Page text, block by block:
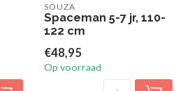
SOUZA
Spaceman 5-7 jr, 110-
122 cm
€48,95
Op voorraad